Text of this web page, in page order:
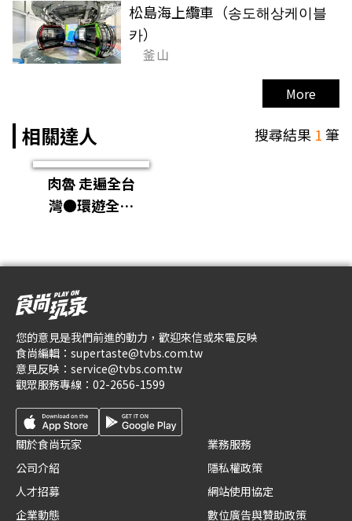
松島海上纜車（송도해상케이블
카）
釜山
More
相關達人 搜尋結果 1筆
肉魯 走遍全台
灣●環遊全世
您的意見是我們前進的動力，歡迎來信或來電反映
食尚編輯： supertaste@tvbs.com.tw
意見反映： service@tvbs.com.tw
觀眾服務專線： 02-2656-1599
關於食尚玩家
公司介紹
人才招募
企業動態
業務服務
隱私權政策
網站使用協定
數位廣告與贊助政策